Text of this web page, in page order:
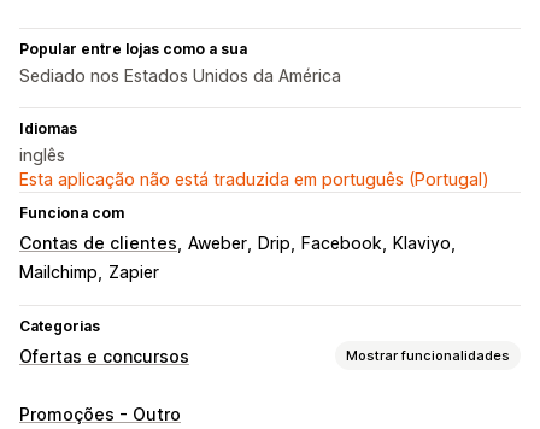
Popular entre lojas como a sua
Sediado nos Estados Unidos da América
Idiomas
inglês
Esta aplicação não está traduzida em português (Portugal)
Funciona com
Contas de clientes Aweber Drip Facebook
Klaviyo
Mailchimp
Zapier
Categorias
Ofertas e concursos Mostrar funcionalidades
Tipos de campanhas
Promoções - Outro